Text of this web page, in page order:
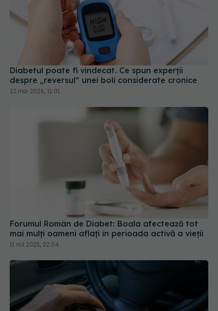
Diabetul poate fi vindecat. Ce spun experții
despre „reversul” unei boli considerate cronice
22 mai 2026, 11:01
Forumul Român de Diabet: Boala afectează tot
mai mulţi oameni aflaţi în perioada activă a vieţii
11 noi 2025, 22:04